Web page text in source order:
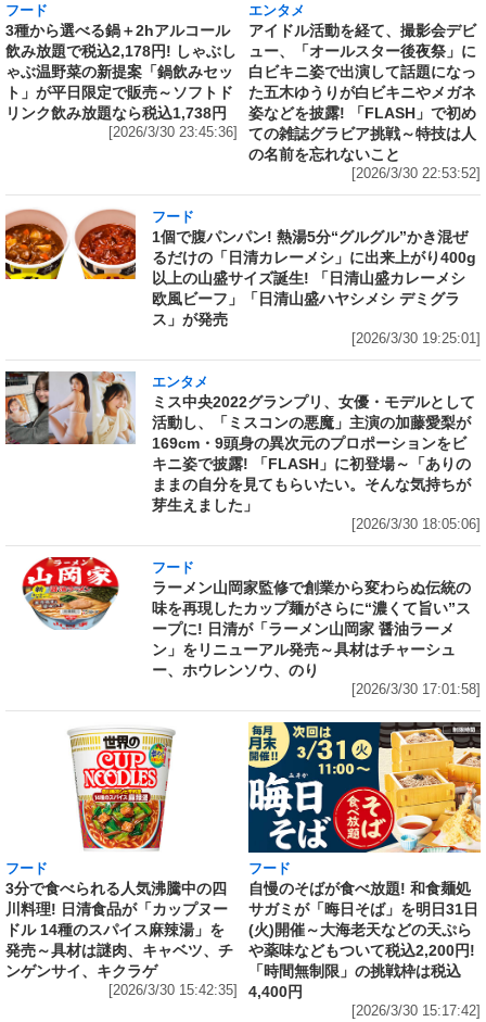
フード
3種から選べる鍋＋2hアルコール
飲み放題で税込2,178円! しゃぶし
ゃぶ温野菜の新提案「鍋飲みセッ
ト」が平日限定で販売～ソフトド
リンク飲み放題なら税込1,738円
[2026/3/30 23:45:36]
エンタメ
アイドル活動を経て、撮影会デビ
ュー、「オールスター後夜祭」に
白ビキニ姿で出演して話題になっ
た五木ゆうりが白ビキニやメガネ
姿などを披露! 「FLASH」で初め
ての雑誌グラビア挑戦～特技は人
の名前を忘れないこと
[2026/3/30 22:53:52]
フード
1個で腹パンパン! 熱湯5分“グルグル”かき混ぜ
るだけの「日清カレーメシ」に出来上がり400g
以上の山盛サイズ誕生! 「日清山盛カレーメシ
欧風ビーフ」「日清山盛ハヤシメシ デミグラ
ス」が発売
[2026/3/30 19:25:01]
エンタメ
ミス中央2022グランプリ、女優・モデルとして
活動し、「ミスコンの悪魔」主演の加藤愛梨が
169cm・9頭身の異次元のプロポーションをビ
キニ姿で披露! 「FLASH」に初登場～「ありの
ままの自分を見てもらいたい。そんな気持ちが
芽生えました」
[2026/3/30 18:05:06]
フード
ラーメン山岡家監修で創業から変わらぬ伝統の
味を再現したカップ麺がさらに“濃くて旨い”ス
ープに! 日清が「ラーメン山岡家 醤油ラーメ
ン」をリニューアル発売～具材はチャーシュ
ー、ホウレンソウ、のり
[2026/3/30 17:01:58]
フード
3分で食べられる人気沸騰中の四
川料理! 日清食品が「カップヌー
ドル 14種のスパイス麻辣湯」を
発売～具材は謎肉、キャベツ、チ
ンゲンサイ、キクラゲ
[2026/3/30 15:42:35]
フード
自慢のそばが食べ放題! 和食麺処
サガミが「晦日そば」を明日31日
(火)開催～大海老天などの天ぷら
や薬味などもついて税込2,200円!
「時間無制限」の挑戦枠は税込
4,400円
[2026/3/30 15:17:42]